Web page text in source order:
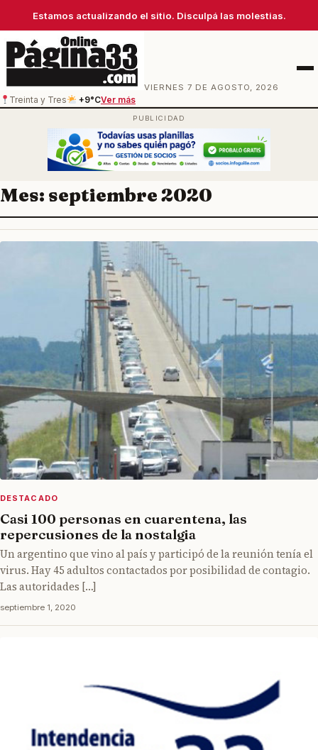
Estamos actualizando el sitio. Disculpá las molestias.
VIERNES 7 DE AGOSTO, 2026
Treinta y Tres
+9°CVer más
Menú
Mes: septiembre 2020
DESTACADO
Casi 100 personas en cuarentena, las
repercusiones de la nostalgia
Un argentino que vino al país y participó de la reunión tenía el
virus. Hay 45 adultos contactados por posibilidad de contagio.
Las autoridades […]
septiembre 1, 2020